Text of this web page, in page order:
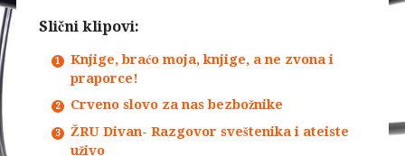
Slični klipovi:
Knjige, braćo moja, knjige, a ne zvona i
praporce!
Crveno slovo za nas bezbožnike
ŽRU Divan- Razgovor sveštenika i ateiste
uživo